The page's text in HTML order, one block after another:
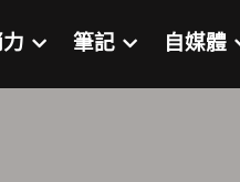
筆記 自媒體